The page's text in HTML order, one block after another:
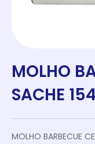
MOLHO
SACHE
MOLHO BARBECUE